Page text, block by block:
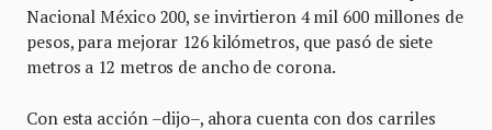
Nacional México 200, se invirtieron 4 mil 600 millones de
pesos, para mejorar 126 kilómetros, que pasó de siete
metros a 12 metros de ancho de corona.
Con esta acción –dijo–, ahora cuenta con dos carriles